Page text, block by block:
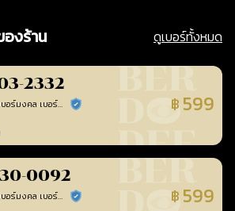
งร้าน ดูเบอร์ทั้งหมด
2332
อภิญญาเบอร์มงคล เบอร์สวยเลขศาสตร์ ร้านยืนยันแล้ว ฿ 599
0092
อภิญญาเบอร์มงคล เบอร์สวยเลขศาสตร์ ร้านยืนยันแล้ว ฿ 599